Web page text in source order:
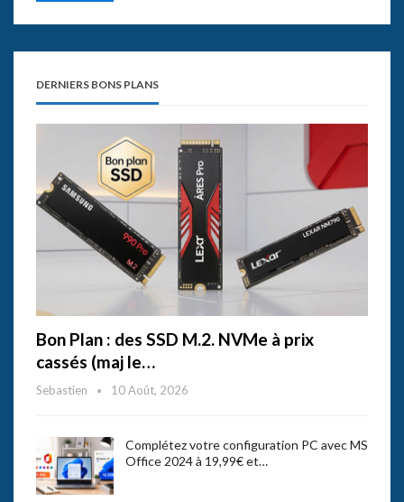
DERNIERS BONS PLANS
Bon Plan : des SSD M.2. NVMe à prix
cassés (maj le…
Sebastien 10 Août, 2026
Complétez votre configuration PC avec MS
Office 2024 à 19,99€ et…